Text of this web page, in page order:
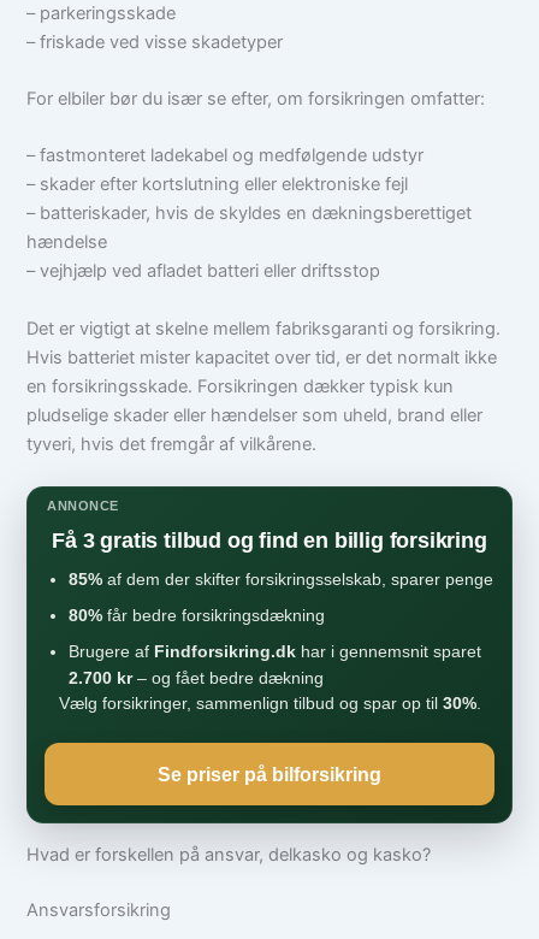
– parkeringsskade
– friskade ved visse skadetyper
For elbiler bør du især se efter, om forsikringen omfatter:
– fastmonteret ladekabel og medfølgende udstyr
– skader efter kortslutning eller elektroniske fejl
– batteriskader, hvis de skyldes en dækningsberettiget
hændelse
– vejhjælp ved afladet batteri eller driftsstop
Det er vigtigt at skelne mellem fabriksgaranti og forsikring.
Hvis batteriet mister kapacitet over tid, er det normalt ikke
en forsikringsskade. Forsikringen dækker typisk kun
pludselige skader eller hændelser som uheld, brand eller
tyveri, hvis det fremgår af vilkårene.
ANNONCE
Få 3 gratis tilbud og find en billig forsikring
85% af dem der skifter forsikringsselskab, sparer penge
80% får bedre forsikringsdækning
Brugere af Findforsikring.dk har i gennemsnit sparet
2.700 kr– og fået bedre dækning
Vælg forsikringer, sammenlign tilbud og spar op til 30%.
Se priser på bilforsikring
Hvad er forskellen på ansvar, delkasko og kasko?
Ansvarsforsikring